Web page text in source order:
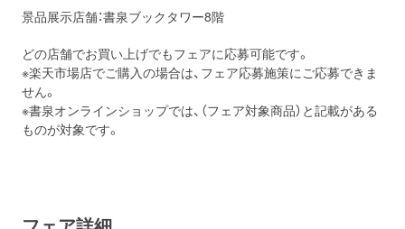
景品展示店舗：書泉ブックタワー8階
どの店舗でお買い上げでもフェアに応募可能です。
※楽天市場店でご購入の場合は、フェア応募施策にご応募できま
せん。
※書泉オンラインショップでは、（フェア対象商品）と記載がある
ものが対象です。